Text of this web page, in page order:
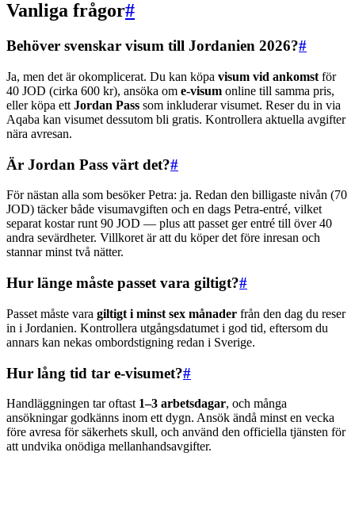
Vanliga frågor#
Behöver svenskar visum till Jordanien 2026?#
Ja, men det är okomplicerat. Du kan köpa visum vid ankomst för
40 JOD (cirka 600 kr), ansöka om e-visum online till samma pris,
eller köpa ett Jordan Pass som inkluderar visumet. Reser du in via
Aqaba kan visumet dessutom bli gratis. Kontrollera aktuella avgifter
nära avresan.
Är Jordan Pass värt det?#
För nästan alla som besöker Petra: ja. Redan den billigaste nivån (70
JOD) täcker både visumavgiften och en dags Petra-entré, vilket
separat kostar runt 90 JOD — plus att passet ger entré till över 40
andra sevärdheter. Villkoret är att du köper det före inresan och
stannar minst två nätter.
Hur länge måste passet vara giltigt?#
Passet måste vara giltigt i minst sex månader från den dag du reser
in i Jordanien. Kontrollera utgångsdatumet i god tid, eftersom du
annars kan nekas ombordstigning redan i Sverige.
Hur lång tid tar e-visumet?#
Handläggningen tar oftast 1–3 arbetsdagar, och många
ansökningar godkänns inom ett dygn. Ansök ändå minst en vecka
före avresa för säkerhets skull, och använd den officiella tjänsten för
att undvika onödiga mellanhandsavgifter.